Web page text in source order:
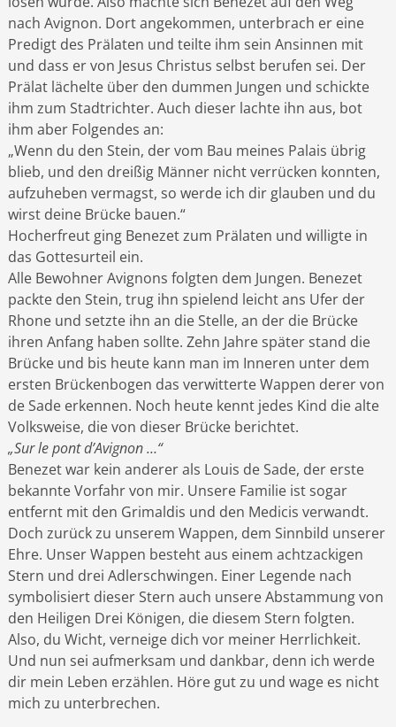
nach Avignon. Dort angekommen, unterbrach er eine
Predigt des Prälaten und teilte ihm sein Ansinnen mit
und dass er von Jesus Christus selbst berufen sei. Der
Prälat lächelte über den dummen Jungen und schickte
ihm zum Stadtrichter. Auch dieser lachte ihn aus, bot
ihm aber Folgendes an:
„Wenn du den Stein, der vom Bau meines Palais übrig
blieb, und den dreißig Männer nicht verrücken konnten,
aufzuheben vermagst, so werde ich dir glauben und du
wirst deine Brücke bauen.“
Hocherfreut ging Benezet zum Prälaten und willigte in
das Gottesurteil ein.
Alle Bewohner Avignons folgten dem Jungen. Benezet
packte den Stein, trug ihn spielend leicht ans Ufer der
Rhone und setzte ihn an die Stelle, an der die Brücke
ihren Anfang haben sollte. Zehn Jahre später stand die
Brücke und bis heute kann man im Inneren unter dem
ersten Brückenbogen das verwitterte Wappen derer von
de Sade erkennen. Noch heute kennt jedes Kind die alte
Volksweise, die von dieser Brücke berichtet.
„Sur le pont d’Avignon …“
Benezet war kein anderer als Louis de Sade, der erste
bekannte Vorfahr von mir. Unsere Familie ist sogar
entfernt mit den Grimaldis und den Medicis verwandt.
Doch zurück zu unserem Wappen, dem Sinnbild unserer
Ehre. Unser Wappen besteht aus einem achtzackigen
Stern und drei Adlerschwingen. Einer Legende nach
symbolisiert dieser Stern auch unsere Abstammung von
den Heiligen Drei Königen, die diesem Stern folgten.
Also, du Wicht, verneige dich vor meiner Herrlichkeit.
Und nun sei aufmerksam und dankbar, denn ich werde
dir mein Leben erzählen. Höre gut zu und wage es nicht
mich zu unterbrechen.